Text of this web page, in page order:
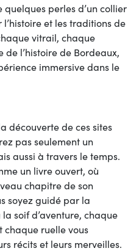
quelques perles d’un collier
et les traditions de
vitrail, chaque
l’histoire de Bordeaux,
immersive dans le
découverte de ces sites
pas seulement un
aussi à travers le temps.
un livre ouvert, où
chapitre de son
soyez guidé par la
soif d’aventure, chaque
chaque ruelle vous
récits et leurs merveilles.